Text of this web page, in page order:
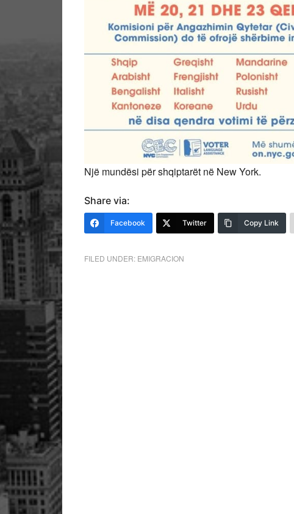
Një mundësi për shqiptarët në New York.
Share via:
Facebook Twitter Copy Link
FILED UNDER: EMIGRACION